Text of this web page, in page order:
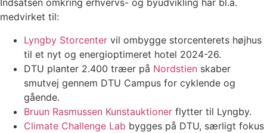
Indsatsen omkring erhvervs- og byudvikling har bl.a.
medvirket til:
Lyngby Storcenter vil ombygge storcenterets højhus
til et nyt og energioptimeret hotel 2024-26.
DTU planter 2.400 træer på Nordstien skaber
smutvej gennem DTU Campus for cyklende og
gående.
Bruun Rasmussen Kunstauktioner flytter til Lyngby.
Climate Challenge Lab bygges på DTU, særligt fokus